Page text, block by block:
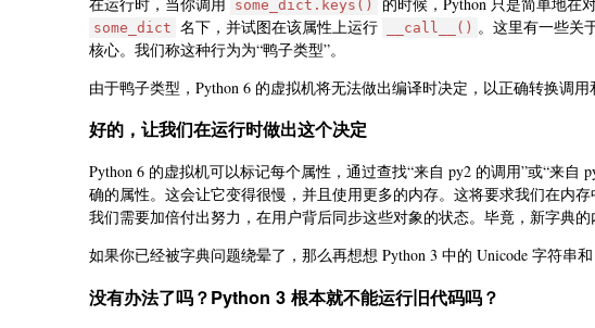
some_dict.keys()
some_dict 名下，并试图在该属性上运行 __call__() 。这里有一些关
核心。我们称这种行为为“鸭子类型”。
由于鸭子类型，Python 6 的虚拟机将无法做出编译时决定，以正确转换调用
好的，让我们在运行时做出这个决定
Python 6 的虚拟机可以标记每个属性，通过查找“来自 py2 的调用”或“来自
确的属性。这会让它变得很慢，并且使用更多的内存。这将要求我们在内
我们需要加倍付出努力，在用户背后同步这些对象的状态。毕竟，新字典的
如果你已经被字典问题绕晕了，那么再想想 Python 3 中的 Unicode 字符串
没有办法了吗？Python 3 根本就不能运行旧代码吗？